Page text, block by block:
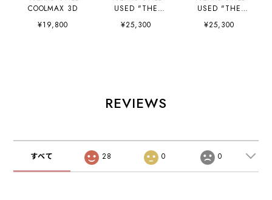
COOLMAX 3D
¥19,800
USED "THE
LAST" / INDIGO
¥25,300
USED "THE
LAST" / L-
INDIGO
¥25,300
REVIEWS
すべて 28 0 0